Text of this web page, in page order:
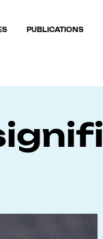
PUBLICATIONS